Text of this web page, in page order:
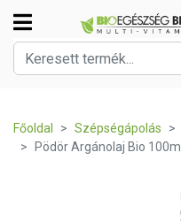
Főoldal Szépségápolás
Pödör Argánolaj Bio 100ml